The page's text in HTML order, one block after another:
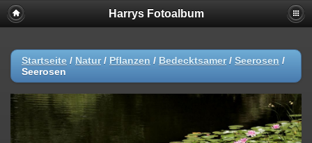
Harrys Fotoalbum
Startseite / Natur/ Pflanzen / Bedecktsamer/ Seerosen /
Seerosen